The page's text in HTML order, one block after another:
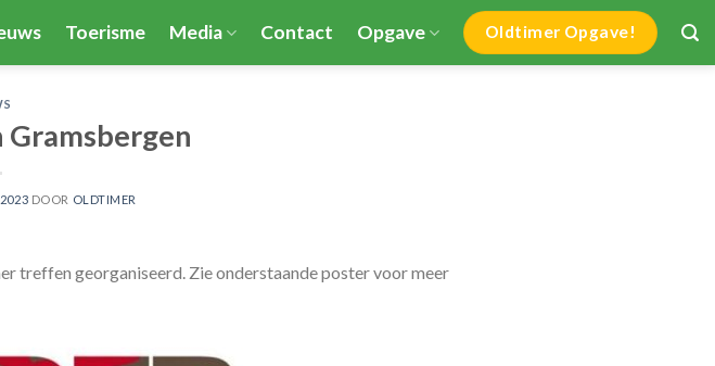
Toerisme Media Contact Opgave Oldtimer Opgave!
DOOR OLDTIMER
treffen georganiseerd. Zie onderstaande poster voor meer